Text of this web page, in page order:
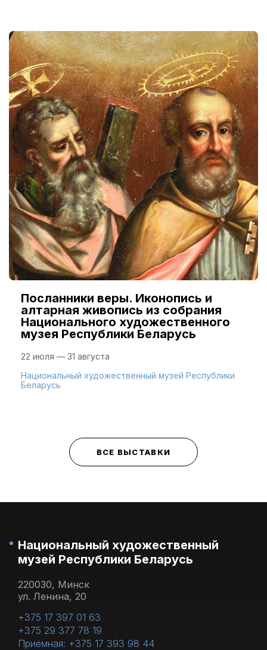
Посланники веры. Иконопись и
алтарная живопись из собрания
Национального художественного
музея Республики Беларусь
22 июля — 31 августа
Национальный художественный музей Республики
Беларусь
ВСЕ ВЫСТАВКИ
Национальный художественный
музей Республики Беларусь
220030, Минск
ул. Ленина, 20
+375 17 397 01 63
+375 29 377 78 19
Приёмная: +375 17 393 98 44